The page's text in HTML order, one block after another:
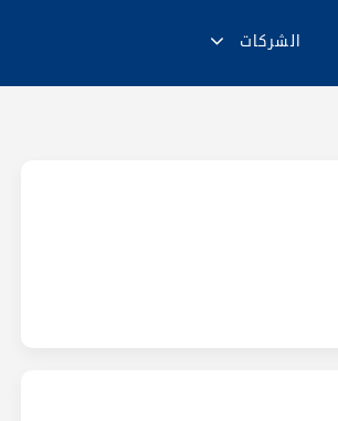
الشركات